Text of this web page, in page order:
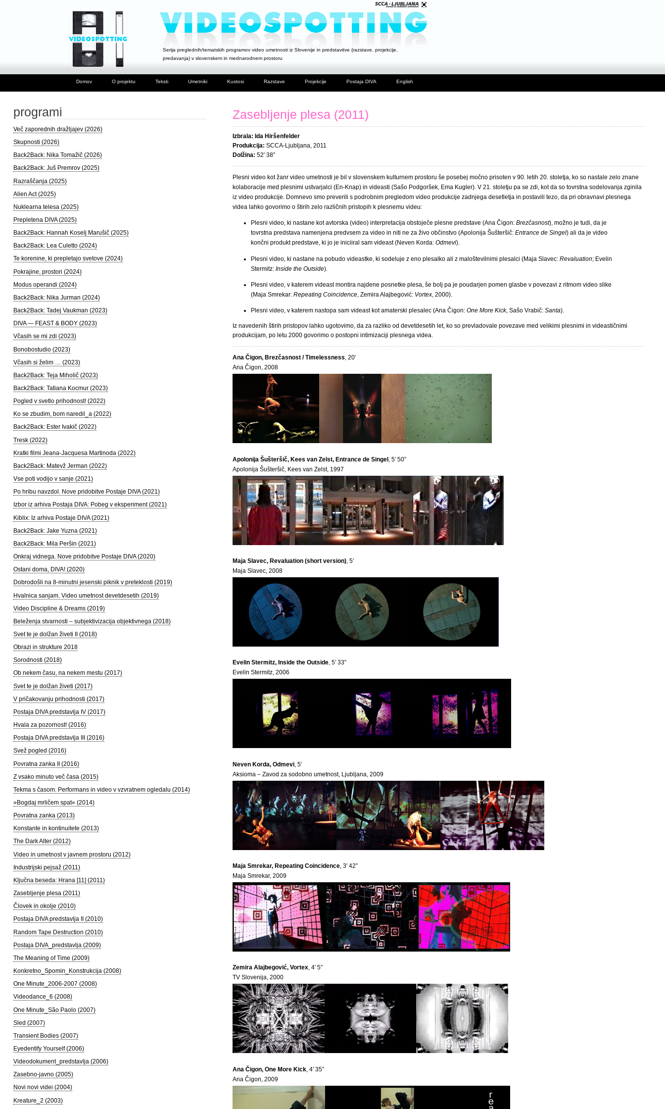
Serija preglednih/tematskih programov video umetnosti iz Slovenije in predstavitve (razstave, projekcije,
predavanja) v slovenskem in mednarodnem prostoru
Domov O projektu Teksti Umetniki Kustosi Razstave Projekcije Postaja DIVA English
Zasebljenje plesa (2011)
Izbrala: Ida Hiršenfelder
Produkcija: SCCA-Ljubljana, 2011
Dolžina: 52′ 38”
Plesni video kot žanr video umetnosti je bil v slovenskem kulturnem prostoru še posebej močno prisoten v 90. letih 20. stoletja, ko so nastale zelo znane
kolaboracije med plesnimi ustvarjalci (En-Knap) in videasti (Sašo Podgoršek, Ema Kugler). V 21. stoletju pa se zdi, kot da so tovrstna sodelovanja zginila
iz video produkcije. Domnevo smo preverili s podrobnim pregledom video produkcije zadnjega desetletja in postavili tezo, da pri obravnavi plesnega
videa lahko govorimo o štirih zelo različnih pristopih k plesnemu videu:
Plesni video, ki nastane kot avtorska (video) interpretacija obstoječe plesne predstave (Ana Čigon:Brezčasnost), možno je tudi, da je
tovrstna predstava namenjena predvsem za video in niti ne za živo občinstvo (Apolonija Šušteršič:Entrance de Singel) ali da je video
končni produkt predstave, ki jo je iniciiral sam videast (Neven Korda:Odmevi).
Plesni video, ki nastane na pobudo videastke, ki sodeluje z eno plesalko ali z maloštevilnimi plesalci (Maja Slavec:Revaluation; Evelin
Stermitz:Inside the Outside).
Plesni video, v katerem videast montira najdene posnetke plesa, še bolj pa je poudarjen pomen glasbe v povezavi z ritmom video slike
(Maja Smrekar:Repeating Coincidence, Zemira Alajbegović: Vortex, 2000).
Plesni video, v katerem nastopa sam videast kot amaterski plesalec (Ana Čigon:One More Kick, Sašo Vrabič:Santa).
Iz navedenih štirih pristopov lahko ugotovimo, da za razliko od devetdesetih let, ko so prevladovale povezave med velikimi plesnimi in videastičnimi
produkcijam, po letu 2000 govorimo o postopni intimizaciji plesnega videa.
Ana Čigon, Brezčasnost / Timelessness, 20′
Ana Čigon, 2008
Apolonija Šušteršič, Kees van Zelst, Entrance de Singel , 5′ 50”
Apolonija Šušteršič, Kees van Zelst, 1997
Maja Slavec, Revaluation (short version), 5′
Maja Slavec, 2008
Evelin Stermitz, Inside the Outside, 5′ 33”
Evelin Stermitz, 2006
Neven Korda, Odmevi , 5′
Aksioma – Zavod za sodobno umetnost, Ljubljana, 2009
Maja Smrekar, Repeating Coincidence, 3′ 42”
Maja Smrekar, 2009
Zemira Alajbegović, Vortex, 4′ 5”
TV Slovenija, 2000
Ana Čigon, One More Kick , 4′ 35”
Ana Čigon, 2009
programi
Več zaporednih dražljajev (2026)
Skupnosti (2026)
Back2Back: Nika Tomažič (2026)
Back2Back: Juš Premrov (2025)
Razraščanja (2025)
Alien Act (2025)
Nuklearna telesa (2025)
Prepletena DIVA (2025)
Back2Back: Hannah Koselj Marušič (2025)
Back2Back: Lea Culetto (2024)
Te korenine, ki prepletajo svetove (2024)
Pokrajine, prostori (2024)
Modus operandi (2024)
Back2Back: Nika Jurman (2024)
Back2Back: Tadej Vaukman (2023)
DIVA — FEAST & BODY (2023)
Včasih se mi zdi (2023)
Bonobostudio (2023)
Včasih si želim … (2023)
Back2Back: Teja Miholič (2023)
Back2Back: Tatiana Kocmur (2023)
Pogled v svetlo prihodnost! (2022)
Ko se zbudim, bom naredil_a (2022)
Back2Back: Ester Ivakič (2022)
Tresk (2022)
Kratki filmi Jeana-Jacquesa Martinoda (2022)
Back2Back: Matevž Jerman (2022)
Vse poti vodijo v sanje (2021)
Po hribu navzdol. Nove pridobitve Postaje DIVA (2021)
Izbor iz arhiva Postaja DIVA: Pobeg v eksperiment (2021)
Kiblix: Iz arhiva Postaje DIVA (2021)
Back2Back: Jake Yuzna (2021)
Back2Back: Mila Peršin (2021)
Onkraj vidnega. Nove pridobitve Postaje DIVA (2020)
Ostani doma, DIVA! (2020)
Dobrodošli na 8-minutni jesenski piknik v preteklosti (2019)
Hvalnica sanjam. Video umetnost devetdesetih (2019)
Video Discipline & Dreams (2019)
Beleženja stvarnosti – subjektivizacija objektivnega (2018)
Svet te je dolžan živeti II (2018)
Obrazi in strukture 2018
Sorodnosti (2018)
Ob nekem času, na nekem mestu (2017)
Svet te je dolžan živeti (2017)
V pričakovanju prihodnosti (2017)
Postaja DIVA predstavlja IV (2017)
Hvala za pozornost! (2016)
Postaja DIVA predstavlja III (2016)
Svež pogled (2016)
Povratna zanka II (2016)
Z vsako minuto več časa (2015)
Tekma s časom. Performans in video v vzvratnem ogledalu (2014)
»Bogdaj mrličem spat« (2014)
Povratna zanka (2013)
Konstante in kontinuitete (2013)
The Dark Alter (2012)
Video in umetnost v javnem prostoru (2012)
Industrijski pejsaž (2011)
Ključna beseda: Hrana [11] (2011)
Zasebljenje plesa (2011)
Človek in okolje (2010)
Postaja DIVA predstavlja II (2010)
Random Tape Destruction (2010)
Postaja DIVA_predstavlja (2009)
The Meaning of Time (2009)
Konkretno_Spomin_Konstrukcija (2008)
One Minute_2006-2007 (2008)
Videodance_6 (2008)
One Minute_São Paolo (2007)
Sled (2007)
Transient Bodies (2007)
Eyedentify Yourself (2006)
Videodokument_predstavlja (2006)
Zasebno-javno (2005)
Novi novi videi (2004)
Kreature_2 (2003)